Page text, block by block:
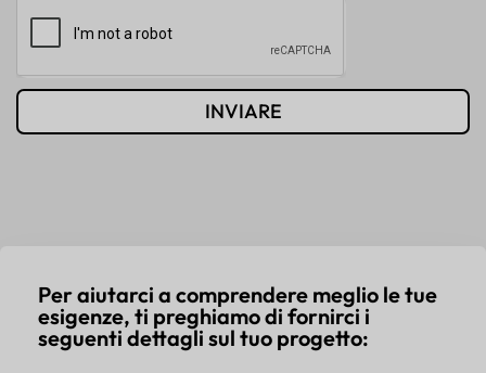
INVIARE
Per aiutarci a comprendere meglio le tue
esigenze, ti preghiamo di fornirci i
seguenti dettagli sul tuo progetto: